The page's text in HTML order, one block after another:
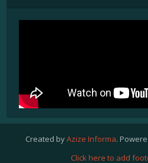
Created byAzize Informa.
Click here to add